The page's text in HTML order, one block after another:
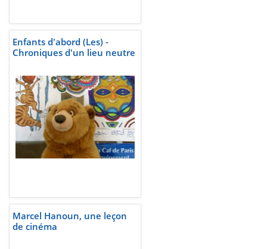
Enfants d'abord (Les) -
Chroniques d'un lieu neutre
Marcel Hanoun, une leçon
de cinéma